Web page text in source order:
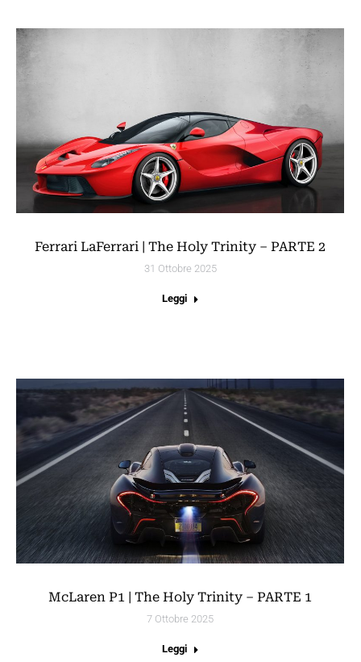
Ferrari LaFerrari | The Holy Trinity – PARTE 2
31 Ottobre 2025
Leggi
McLaren P1 | The Holy Trinity – PARTE 1
7 Ottobre 2025
Leggi